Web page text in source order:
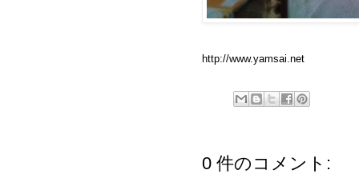
http://www.yamsai.net
0 件のコメント: